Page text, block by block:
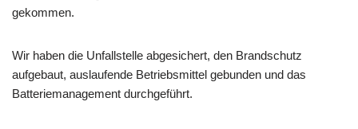
gekommen.
Wir haben die Unfallstelle abgesichert, den Brandschutz
aufgebaut, auslaufende Betriebsmittel gebunden und das
Batteriemanagement durchgeführt.